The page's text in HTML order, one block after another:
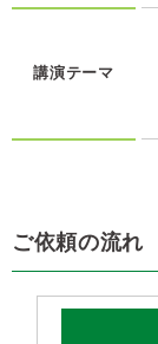
講演テーマ
ご依頼の流れ